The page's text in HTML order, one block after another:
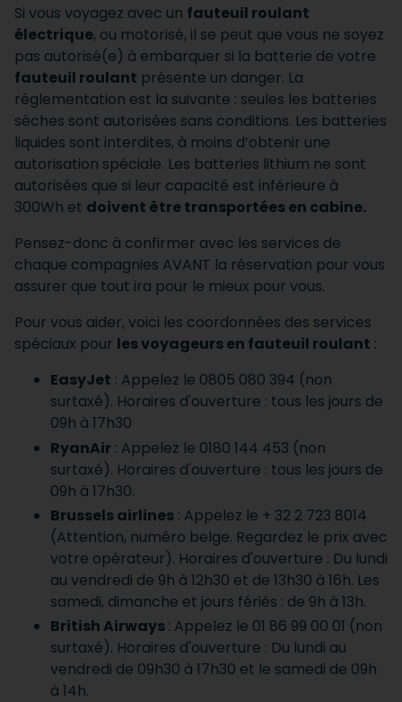
Si vous voyagez avec un fauteuil roulant
électrique, ou motorisé, il se peut que vous ne soyez
pas autorisé(e) à embarquer si la batterie de votre
fauteuil roulant présente un danger. La
réglementation est la suivante : seules les batteries
sèches sont autorisées sans conditions. Les batteries
liquides sont interdites, à moins d’obtenir une
autorisation spéciale. Les batteries lithium ne sont
autorisées que si leur capacité est inférieure à
300Wh et doivent être transportées en cabine.
Pensez-donc à confirmer avec les services de
chaque compagnies AVANT la réservation pour vous
assurer que tout ira pour le mieux pour vous.
Pour vous aider, voici les coordonnées des services
spéciaux pour les voyageurs en fauteuil roulant :
EasyJet : Appelez le 0805 080 394 (non
surtaxé). Horaires d'ouverture : tous les jours de
09h à 17h30
RyanAir : Appelez le 0180 144 453 (non
surtaxé). Horaires d'ouverture : tous les jours de
09h à 17h30.
Brussels airlines : Appelez le + 32 2 723 8014
(Attention, numéro belge. Regardez le prix avec
votre opérateur). Horaires d'ouverture : Du lundi
au vendredi de 9h à 12h30 et de 13h30 à 16h. Les
samedi, dimanche et jours fériés : de 9h à 13h.
British Airways: Appelez le 01 86 99 00 01 (non
surtaxé). Horaires d'ouverture : Du lundi au
vendredi de 09h30 à 17h30 et le samedi de 09h
à 14h.